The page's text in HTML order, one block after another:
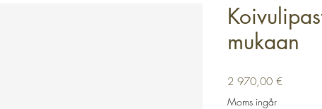
mukaan
2 970,00 €Pris
Moms ingår